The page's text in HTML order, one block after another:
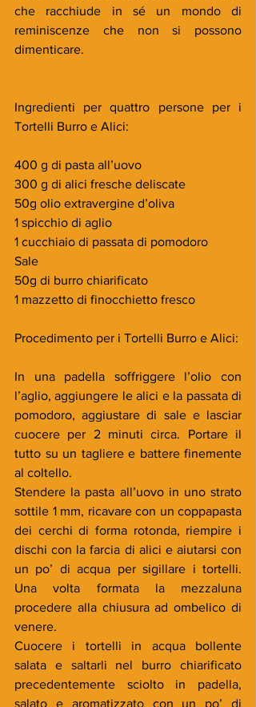
che racchiude in sé un mondo di
reminiscenze che non si possono
dimenticare.
Ingredienti per quattro persone per i
Tortelli Burro e Alici:
400 g di pasta all’uovo
300 g di alici fresche deliscate
50g olio extravergine d’oliva
1 spicchio di aglio
1 cucchiaio di passata di pomodoro
Sale
50g di burro chiarificato
1 mazzetto di finocchietto fresco
Procedimento per i Tortelli Burro e Alici:
In una padella soffriggere l’olio con
l’aglio, aggiungere le alici e la passata di
pomodoro, aggiustare di sale e lasciar
cuocere per 2 minuti circa. Portare il
tutto su un tagliere e battere finemente
al coltello.
Stendere la pasta all’uovo in uno strato
sottile 1 mm, ricavare con un coppapasta
dei cerchi di forma rotonda, riempire i
dischi con la farcia di alici e aiutarsi con
un po’ di acqua per sigillare i tortelli.
Una volta formata la mezzaluna
procedere alla chiusura ad ombelico di
venere.
Cuocere i tortelli in acqua bollente
salata e saltarli nel burro chiarificato
precedentemente sciolto in padella,
salato e aromatizzato con un po’ di